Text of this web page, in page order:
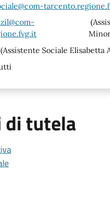
(Assistente Sociale Elisabetta
tutela